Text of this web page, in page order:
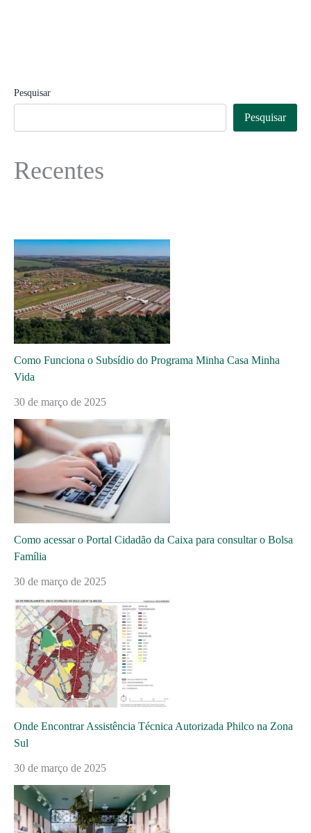
Pesquisar
Pesquisar
Recentes
Como Funciona o Subsídio do Programa Minha Casa Minha
Vida
30 de março de 2025
Como acessar o Portal Cidadão da Caixa para consultar o Bolsa
Família
30 de março de 2025
Onde Encontrar Assistência Técnica Autorizada Philco na Zona
Sul
30 de março de 2025